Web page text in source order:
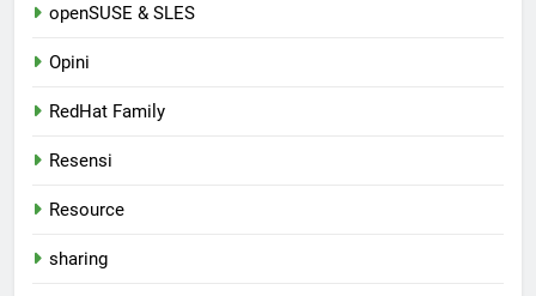
openSUSE & SLES
Opini
RedHat Family
Resensi
Resource
sharing